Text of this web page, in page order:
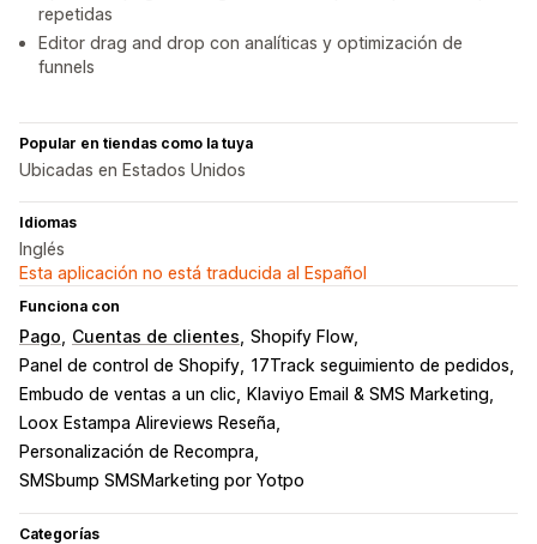
repetidas
Editor drag and drop con analíticas y optimización de
funnels
Popular en tiendas como la tuya
Ubicadas en Estados Unidos
Idiomas
Inglés
Esta aplicación no está traducida al Español
Funciona con
Pago Cuentas de clientes Shopify Flow
Panel de control de Shopify 17Track seguimiento de pedidos
Embudo de ventas a un clic
Klaviyo Email & SMS Marketing
Loox Estampa Alireviews Reseña
Personalización de Recompra
SMSbump SMSMarketing por Yotpo
Categorías